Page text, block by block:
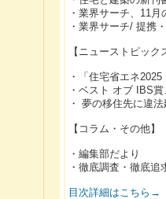
・業界サーチ、11
・業界サーチ/ 提携
【ニューストピック
・「住宅省エネ
・ベスト オブ IBS
・ 夢の移住先に違
【コラム・その他】
・編集部だより
・徹底調査・徹底
目次詳細はこちら→